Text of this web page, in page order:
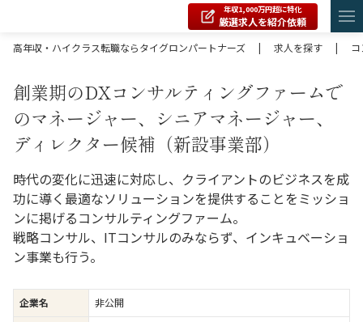
年収1,000万円超に特化
厳選求人を紹介依頼
高年収・ハイクラス転職ならタイグロンパートナーズ
| 求人を探す |
創業期のDXコンサルティングファームで
のマネージャー、シニアマネージャー、
ディレクター候補（新設事業部）
時代の変化に迅速に対応し、クライアントのビジネスを成
功に導く最適なソリューションを提供することをミッショ
ンに掲げるコンサルティングファーム。
戦略コンサル、ITコンサルのみならず、インキュベーショ
ン事業も行う。
企業名
非公開